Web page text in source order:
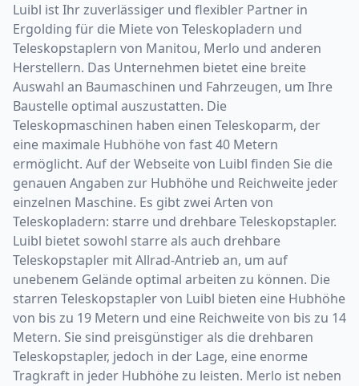
Luibl ist Ihr zuverlässiger und flexibler Partner in
Ergolding für die Miete von Teleskopladern und
Teleskopstaplern von Manitou, Merlo und anderen
Herstellern. Das Unternehmen bietet eine breite
Auswahl an Baumaschinen und Fahrzeugen, um Ihre
Baustelle optimal auszustatten. Die
Teleskopmaschinen haben einen Teleskoparm, der
eine maximale Hubhöhe von fast 40 Metern
ermöglicht. Auf der Webseite von Luibl finden Sie die
genauen Angaben zur Hubhöhe und Reichweite jeder
einzelnen Maschine. Es gibt zwei Arten von
Teleskopladern: starre und drehbare Teleskopstapler.
Luibl bietet sowohl starre als auch drehbare
Teleskopstapler mit Allrad-Antrieb an, um auf
unebenem Gelände optimal arbeiten zu können. Die
starren Teleskopstapler von Luibl bieten eine Hubhöhe
von bis zu 19 Metern und eine Reichweite von bis zu 14
Metern. Sie sind preisgünstiger als die drehbaren
Teleskopstapler, jedoch in der Lage, eine enorme
Tragkraft in jeder Hubhöhe zu leisten. Merlo ist neben